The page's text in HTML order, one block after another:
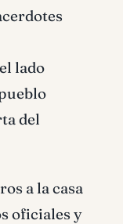
lado
del
a la casa
oficiales y